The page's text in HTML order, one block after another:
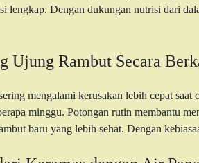
lengkap. Dengan dukungan nutrisi dari
Ujung Rambut Secara
mengalami kerusakan lebih cepat
minggu. Potongan rutin membantu
baru yang lebih sehat. Dengan